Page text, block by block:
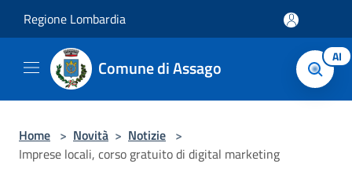
Regione Lombardia
Comune di Assago AI
Home > Novità > Notizie >
Imprese locali, corso gratuito di digital marketing